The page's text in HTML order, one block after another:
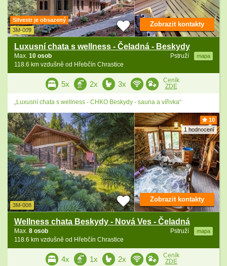
Silvestr je obsazený
3M-009
Luxusní chata s wellness - Čeladná - Beskydy
Pstruží mapa
Max. 10 osob
118.6 km vzdušně od Hřebčín Chrastice
Zobrazit kontakty
5x 2x 3x
Ceník
ZDE
„Luxusní chata s wellness - CHKO Beskydy - sauna a vířivka“
10
1 hodnocení
3M-008
Wellness chata Beskydy - Nová Ves - Čeladná
Pstruží mapa
Max. 8 osob
118.6 km vzdušně od Hřebčín Chrastice
Zobrazit kontakty
4x 1x 2x
Ceník
ZDE